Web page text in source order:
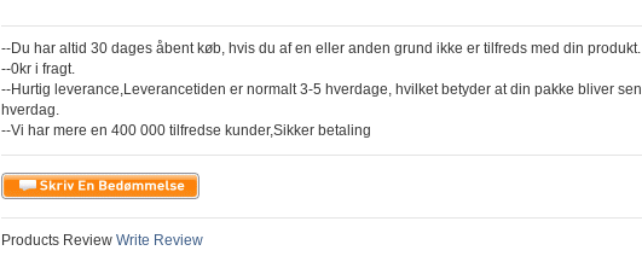
--Du har altid 30 dages åbent køb, hvis du af en eller anden grund ikke er tilfreds med din produkt.
--0kr i fragt.
--Hurtig leverance,Leverancetiden er normalt 3-5 hverdage, hvilket betyder at din pakke bliver
hverdag.
--Vi har mere en 400 000 tilfredse kunder,Sikker betaling
Products Review Write Review